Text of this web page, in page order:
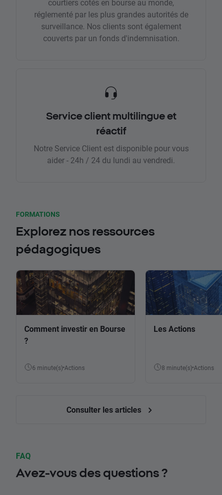
courtiers cotés en bourse au monde,
réglementé par les plus grandes autorités de
surveillance. Nos clients sont également
couverts par un fonds d'indemnisation.
Service client multilingue et
réactif
Notre Service Client est disponible pour vous
aider - 24h / 24 du lundi au vendredi.
FORMATIONS
Explorez nos ressources
pédagogiques
Comment investir en Bourse
?
6 minute(s) Actions
Les Actions
8 minute(s) Actions
Consulter les articles
FAQ
Avez-vous des questions ?